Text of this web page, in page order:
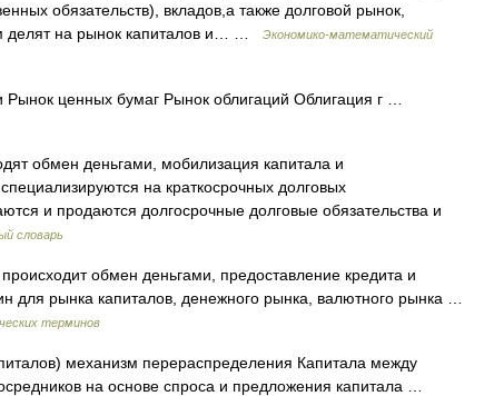
обязательств), вкладов,а также долговой рынок,
делят на рынок капиталов и… …
Экономико-математический
ценных бумаг Рынок облигаций Облигация г …
обмен деньгами, мобилизация капитала и
на краткосрочных долговых
и продаются долгосрочные долговые обязательства и
словарь
обмен деньгами, предоставление кредита и
рынка капиталов, денежного рынка, валютного рынка …
терминов
механизм перераспределения Капитала между
на основе спроса и предложения капитала …